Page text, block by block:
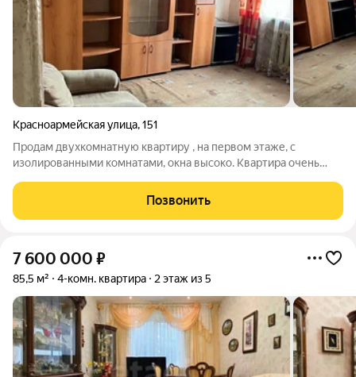
Красноармейская улица,151
Продам двухкомнатную квартиру , на первом этаже, с
изолированными комнатами, окна высоко. Квартира очень
транспорта, магазин Смак, парикмахерская, аптека, парк, корт.
Санузел раздельный. Чистая
Позвонить
7 600 000 ₽
85,5 м² 4-комн. квартира 2 этаж из 5